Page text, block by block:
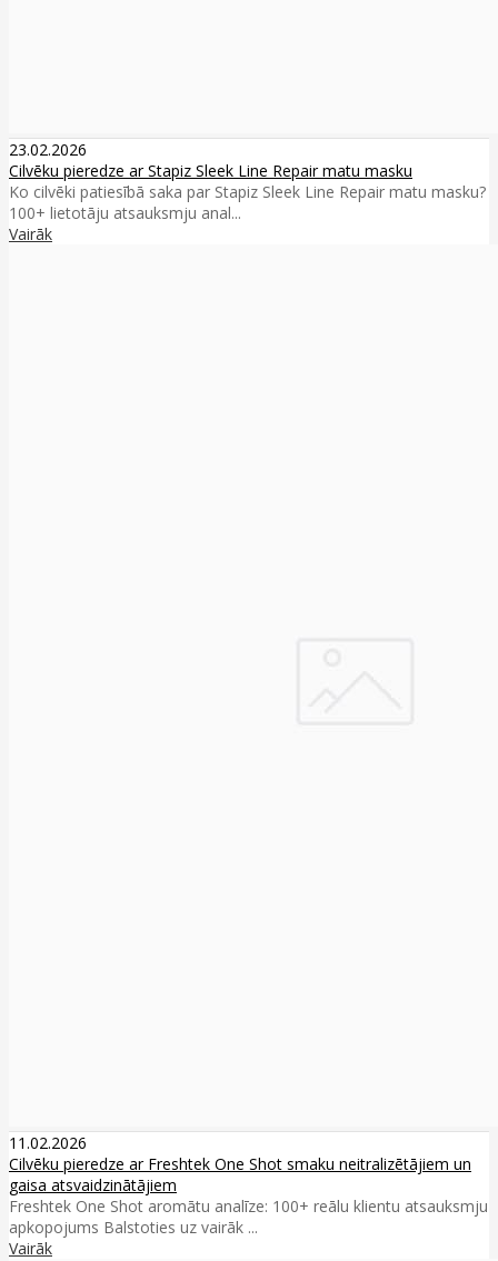
23.02.2026
Cilvēku pieredze ar Stapiz Sleek Line Repair matu masku
Ko cilvēki patiesībā saka par Stapiz Sleek Line Repair matu masku?
100+ lietotāju atsauksmju anal...
Vairāk
11.02.2026
Cilvēku pieredze ar Freshtek One Shot smaku neitralizētājiem un
gaisa atsvaidzinātājiem
Freshtek One Shot aromātu analīze: 100+ reālu klientu atsauksmju
apkopojums Balstoties uz vairāk ...
Vairāk